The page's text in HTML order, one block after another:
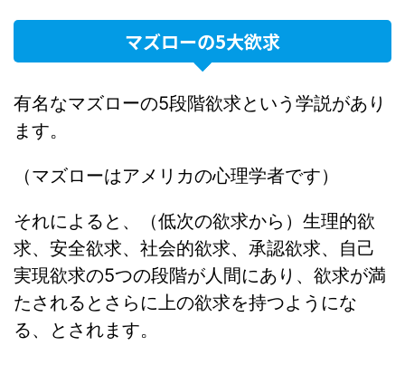
マズローの5大欲求
有名なマズローの5段階欲求という学説があり
ます。
（マズローはアメリカの心理学者です）
それによると、（低次の欲求から）生理的欲
求、安全欲求、社会的欲求、承認欲求、自己
実現欲求の5つの段階が人間にあり、欲求が満
たされるとさらに上の欲求を持つようにな
る、とされます。